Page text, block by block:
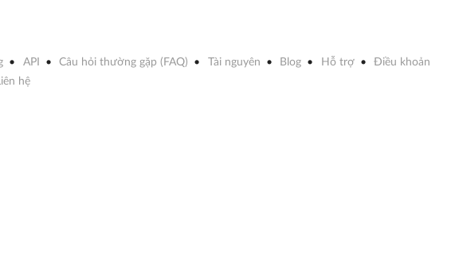
API Câu hỏi thường gặp (FAQ) Tài nguyên Blog Hỗ trợ
Điều khoản
Liên hệ